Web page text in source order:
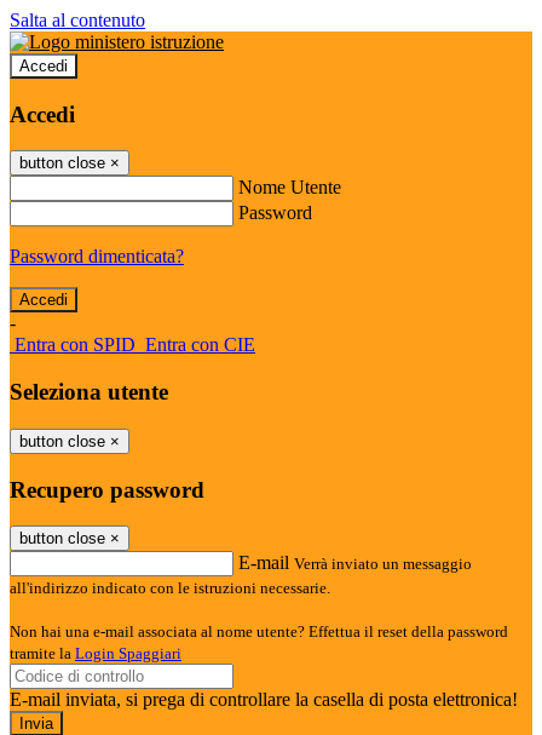
Salta al contenuto
Accedi
Accedi
button close ×
Nome Utente
Password
Password dimenticata?
-
Entra con SPID Entra con CIE
Seleziona utente
button close ×
Recupero password
button close ×
E-mail Verrà inviato un messaggio
all'indirizzo indicato con le istruzioni necessarie.
Non hai una e-mail associata al nome utente? Effettua il reset della password
tramite la Login Spaggiari
E-mail inviata, si prega di controllare la casella di posta elettronica!